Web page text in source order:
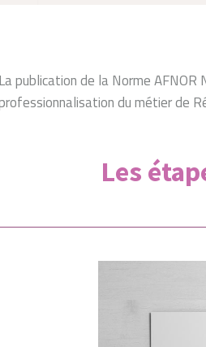
La publication de la Norme
du métier de
Les